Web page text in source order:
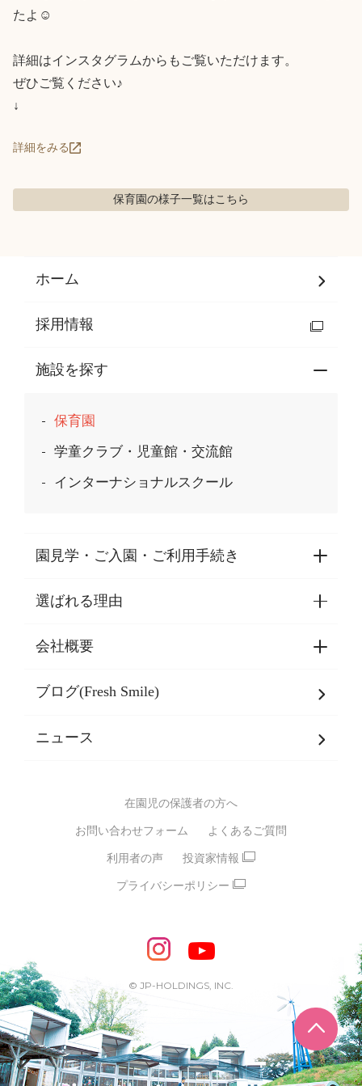
たよ☺️
詳細はインスタグラムからもご覧いただけます。
ぜひご覧ください♪
↓
詳細をみる
保育園の様子一覧はこちら
ページ
ホーム
採用情報
施設を探す
保育園
学童クラブ・児童館・交流館
インターナショナルスクール
園見学・ご入園・ご利用手続き
園見学・ご入園・ご利用手続き
東京都認証保育所空き状況
選ばれる理由
選ばれる理由一覧
乳児期・幼児期・
バイリンガル保育園
スポーツ保育園
モンテッソーリ式保育園
STEAMS保育・学童
えいご
めざせ！バイリンガル！
めざせ！アスリート教室
ピアノ教室♪ ドレミっこ
めざせ!HIPHOPダンサー!
輝け！チアリーダー
会社概要
会社概要
SDGsについて
ブログ(Fresh Smile)
ニュース
在園児の保護者の方へ
お問い合わせフォーム よくあるご質問
利用者の声 投資家情報
プライバシーポリシー
© JP-HOLDINGS, INC.